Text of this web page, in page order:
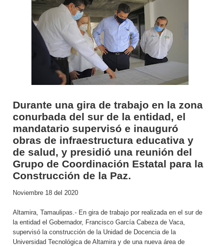
Durante una gira de trabajo en la zona
conurbada del sur de la entidad, el
mandatario supervisó e inauguró
obras de infraestructura educativa y
de salud, y presidió una reunión del
Grupo de Coordinación Estatal para la
Construcción de la Paz.
Noviembre 18 del 2020
Altamira, Tamaulipas.- En gira de trabajo por realizada en el sur de
la entidad el Gobernador, Francisco García Cabeza de Vaca,
supervisó la construcción de la Unidad de Docencia de la
Universidad Tecnológica de Altamira y de una nueva área de